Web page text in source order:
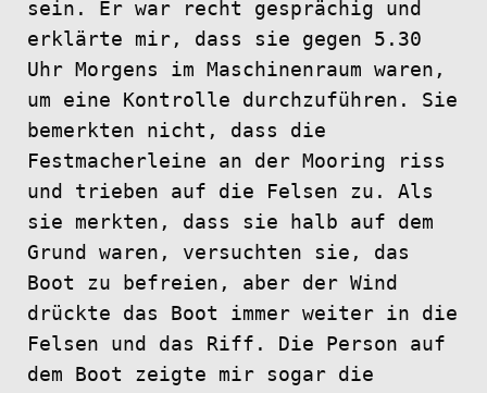
sein. Er war recht gesprächig und
erklärte mir, dass sie gegen 5.30
Uhr Morgens im Maschinenraum waren,
um eine Kontrolle durchzuführen. Sie
bemerkten nicht, dass die
Festmacherleine an der Mooring riss
und trieben auf die Felsen zu. Als
sie merkten, dass sie halb auf dem
Grund waren, versuchten sie, das
Boot zu befreien, aber der Wind
drückte das Boot immer weiter in die
Felsen und das Riff. Die Person auf
dem Boot zeigte mir sogar die